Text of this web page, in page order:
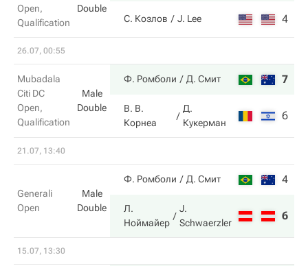
Open,
Qualification
Double
С. Козлов J. Lee 4
26.07, 00:55
Mubadala
Citi DC
Open,
Qualification
Male
Double
Ф. Ромболи Д. Смит 7
В. В.
Корнеа
Д.
Кукерман
6
21.07, 13:40
Generali
Open
Male
Double
Ф. Ромболи Д. Смит 4
Л.
Ноймайер
J.
Schwaerzler
6
15.07, 13:30